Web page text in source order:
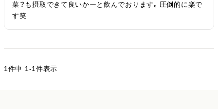
菜？も摂取できて良いかーと飲んでおります。圧倒的に楽で
す笑
1件中 1-1件表示